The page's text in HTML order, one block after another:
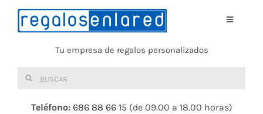
Saltar
Toggle
Tu empresa de regalos personalizados
Buscar:
Teléfono: 686 88 66 15 (de 09.00 a 18.00 horas)